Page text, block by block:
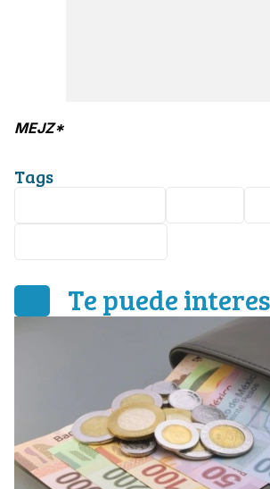
MEJZ*
Tags
Te puede